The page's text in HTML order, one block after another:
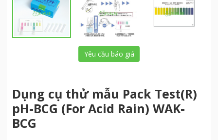
Yêu cầu báo giá
Dụng cụ thử mẫu Pack Test(R)
pH-BCG (For Acid Rain) WAK-
BCG